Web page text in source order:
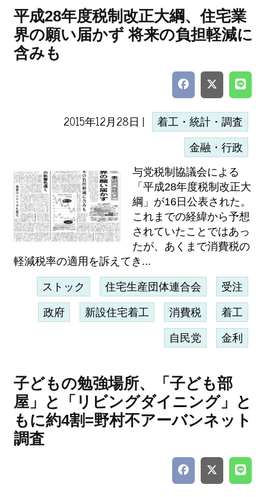
平成28年度税制改正大綱、住宅業
界の願い届かず 将来の負担軽減に
含みも
2015年12月28日 | 着工・統計・調査
金融・行政
与党税制協議会による
「平成28年度税制改正大
綱」が16日公表された。
これまでの経緯から予想
されていたことではあっ
たが、あくまで消費税の
軽減税率の適用を訴えてき...
ストック 住宅生産団体連合会 受注
政府 新設住宅着工 消費税 着工
自民党 金利
子どもの勉強場所、「子ども部
屋」と「リビングダイニング」と
もに約4割=野村不アーバンネット
調査